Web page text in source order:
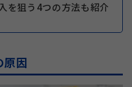
を狙う4つの方法も紹介
原因